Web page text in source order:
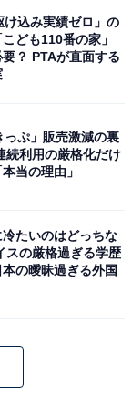
コーキ)の人
」
け込み実績ゼロ」の
ども110番の家」
？ PTAが直面する
っぷ」販売激減の裏
続利用の厳格化だけ
当の理由」
冷たいのはどっちな
スの厳格過ぎる学歴
の曖昧過ぎる外国